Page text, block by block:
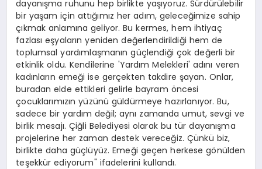
dayanışma ruhunu hep birlikte yaşıyoruz. Sürdürülebilir
bir yaşam için attığımız her adım, geleceğimize sahip
çıkmak anlamına geliyor. Bu kermes, hem ihtiyaç
fazlası eşyaların yeniden değerlendirildiği hem de
toplumsal yardımlaşmanın güçlendiği çok değerli bir
etkinlik oldu. Kendilerine 'Yardım Melekleri' adını veren
kadınların emeği ise gerçekten takdire şayan. Onlar,
buradan elde ettikleri gelirle bayram öncesi
çocuklarımızın yüzünü güldürmeye hazırlanıyor. Bu,
sadece bir yardım değil; aynı zamanda umut, sevgi ve
birlik mesajı. Çiğli Belediyesi olarak bu tür dayanışma
projelerine her zaman destek vereceğiz. Çünkü biz,
birlikte daha güçlüyüz. Emeği geçen herkese gönülden
teşekkür ediyorum" ifadelerini kullandı.